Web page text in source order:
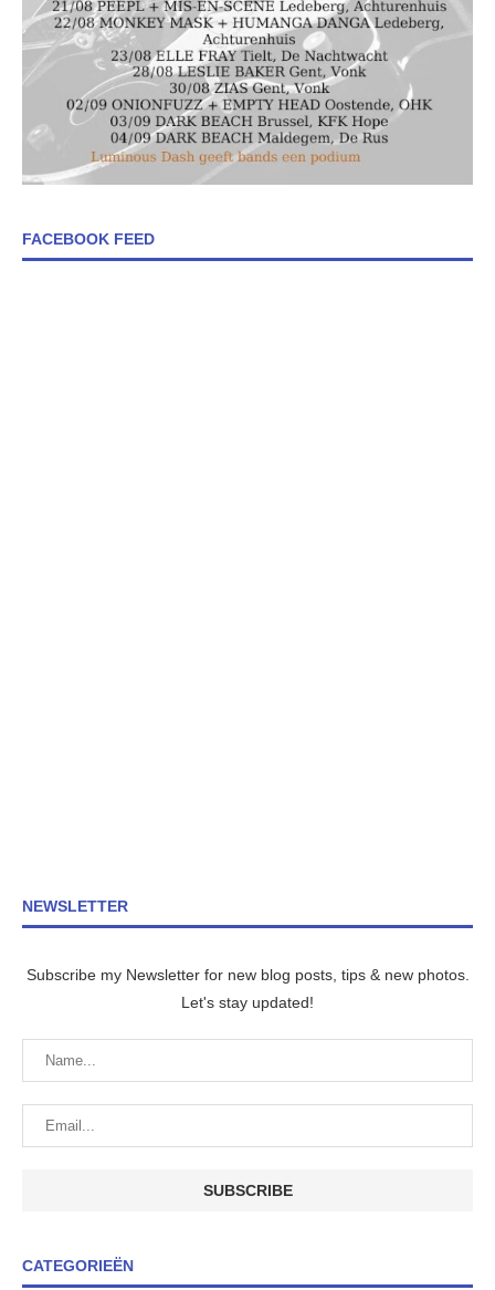
FACEBOOK FEED
NEWSLETTER
Subscribe my Newsletter for new blog posts, tips & new photos.
Let's stay updated!
CATEGORIEËN